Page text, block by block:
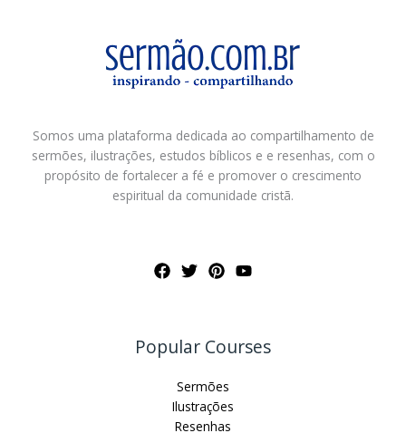
Somos uma plataforma dedicada ao compartilhamento de
sermões, ilustrações, estudos bíblicos e e resenhas, com o
propósito de fortalecer a fé e promover o crescimento
espiritual da comunidade cristã.
Popular Courses
Sermões
Ilustrações
Resenhas